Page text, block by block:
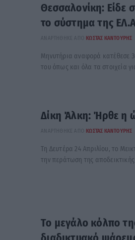
Θεσσαλονίκη: Είδε
το σύστημα της
ΑΝΑΡΤΉΘΗΚΕ ΑΠΌ ΚΏΣΤΑΣ ΚΑΝΤΟΎΡΗΣ
Μηνυτήρια αναφορά κατέθεσε
του όπως και όλα τα στοιχεία
Δίκη Άλκη: Ήρθε η
ΑΝΑΡΤΉΘΗΚΕ ΑΠΌ ΚΏΣΤΑΣ ΚΑΝΤΟΎΡΗΣ
Τη Δευτέρα 24 Απριλίου, το
την περάτωση της
Το μεγάλο κόλπο